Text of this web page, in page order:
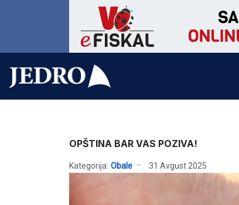
OPŠTINA BAR VAS POZIVA!
Kategorija: Obale 31 Avgust 2025